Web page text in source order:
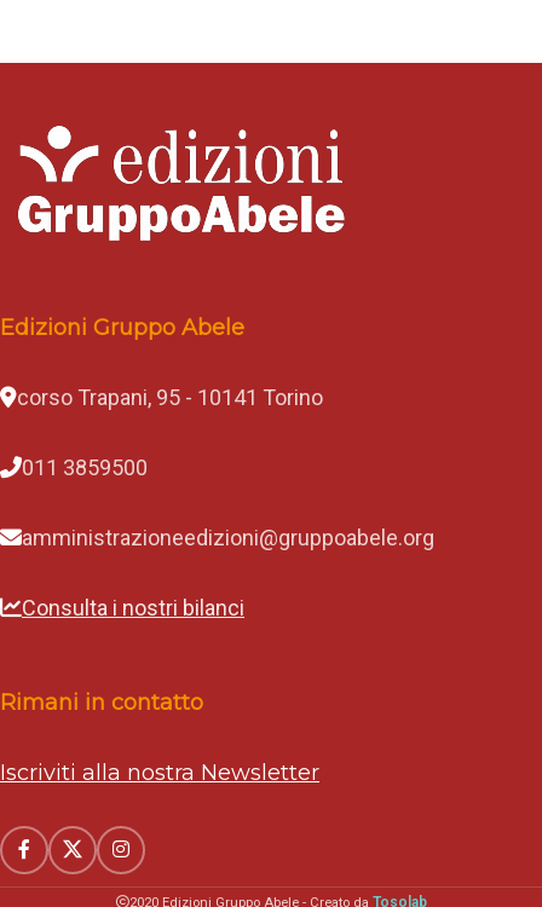
Edizioni Gruppo Abele
corso Trapani, 95 - 10141 Torino
011 3859500
amministrazioneedizioni@gruppoabele.org
Consulta i nostri bilanci
Rimani in contatto
Iscriviti alla nostra Newsletter
2020 Edizioni Gruppo Abele - Creato da Tosolab